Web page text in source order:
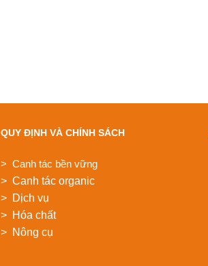
QUY ĐỊNH VÀ CHÍNH SÁCH
> Canh tác bền vững
> Canh tác organic
> Dịch vụ
> Hóa chất
> Nông cụ